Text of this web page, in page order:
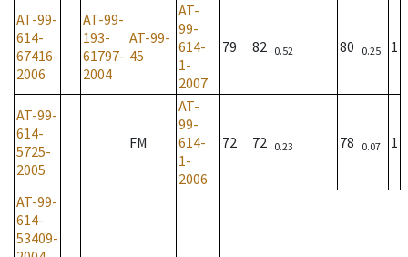
AT-99-
614-
67416-
2006
AT-99-
193-
61797-
2004
AT-99-
45
AT-
99-
614-
1-
2007
79 82 0.52 80 0.25 1
AT-99-
614-
5725-
2005
FM
AT-
99-
614-
1-
2006
72 72 0.23 78 0.07 1
AT-99-
614-
53409-